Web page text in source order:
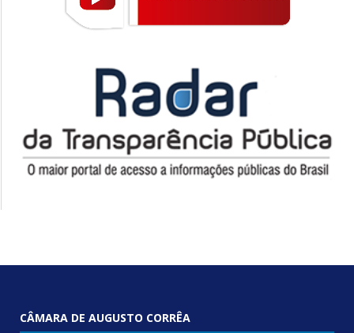
CÂMARA DE AUGUSTO CORRÊA